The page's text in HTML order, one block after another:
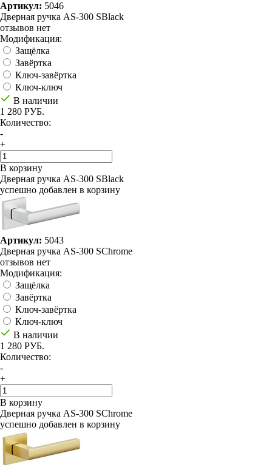
Артикул: 5046
Дверная ручка AS-300 SBlack
отзывов нет
Модификация:
Защёлка
Завёртка
Ключ-завёртка
Ключ-ключ
В наличии
1 280 РУБ.
Количество:
-
+
В корзину
Дверная ручка AS-300 SBlack
успешно добавлен в корзину
Артикул: 5043
Дверная ручка AS-300 SChrome
отзывов нет
Модификация:
Защёлка
Завёртка
Ключ-завёртка
Ключ-ключ
В наличии
1 280 РУБ.
Количество:
-
+
В корзину
Дверная ручка AS-300 SChrome
успешно добавлен в корзину